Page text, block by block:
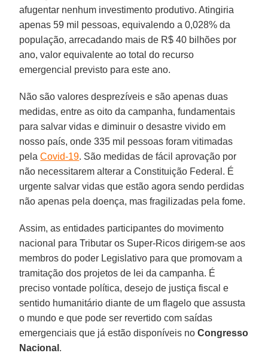
afugentar nenhum investimento produtivo. Atingiria
apenas 59 mil pessoas, equivalendo a 0,028% da
população, arrecadando mais de R$ 40 bilhões por
ano, valor equivalente ao total do recurso
emergencial previsto para este ano.
Não são valores desprezíveis e são apenas duas
medidas, entre as oito da campanha, fundamentais
para salvar vidas e diminuir o desastre vivido em
nosso país, onde 335 mil pessoas foram vitimadas
pelaCovid-19. São medidas de fácil aprovação por
não necessitarem alterar a Constituição Federal. É
urgente salvar vidas que estão agora sendo perdidas
não apenas pela doença, mas fragilizadas pela fome.
Assim, as entidades participantes do movimento
nacional para Tributar os Super-Ricos dirigem-se aos
membros do poder Legislativo para que promovam a
tramitação dos projetos de lei da campanha. É
preciso vontade política, desejo de justiça fiscal e
sentido humanitário diante de um flagelo que assusta
o mundo e que pode ser revertido com saídas
emergenciais que já estão disponíveis noCongresso
Nacional .